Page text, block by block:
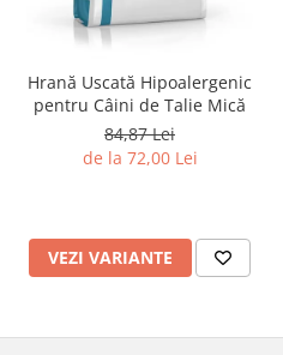
Hrană Uscată Hipoalergenic
pentru Câini de Talie Mică
84,87 Lei
de la 72,00 Lei
VEZI VARIANTE